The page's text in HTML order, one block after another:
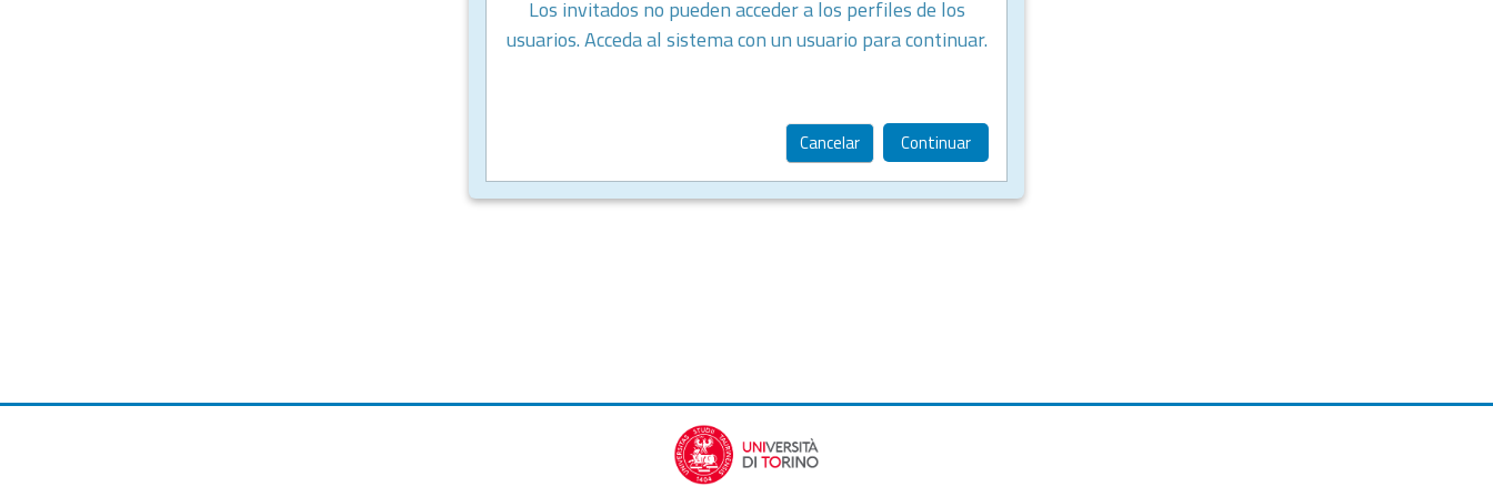
Los invitados no pueden acceder a los perfiles de los
usuarios. Acceda al sistema con un usuario para continuar.
Cancelar Continuar